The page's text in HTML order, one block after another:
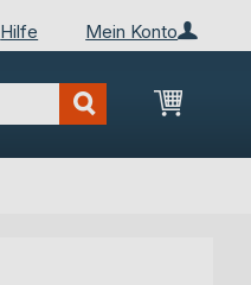
Mein Konto
Hilfe
Mein